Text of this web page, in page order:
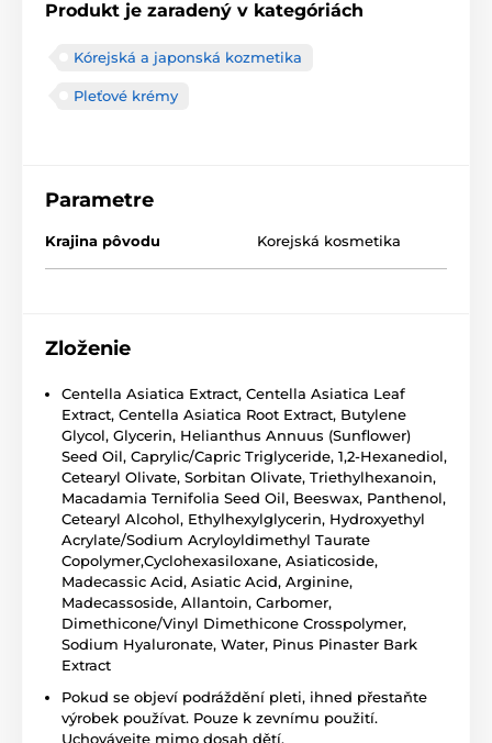
Produkt je zaradený v kategóriách
Kórejská a japonská kozmetika
Pleťové krémy
Parametre
Krajina pôvodu Korejská kosmetika
Zloženie
Centella Asiatica Extract, Centella Asiatica Leaf
Extract, Centella Asiatica Root Extract, Butylene
Glycol, Glycerin, Helianthus Annuus (Sunflower)
Seed Oil, Caprylic/Capric Triglyceride, 1,2-Hexanediol,
Cetearyl Olivate, Sorbitan Olivate, Triethylhexanoin,
Macadamia Ternifolia Seed Oil, Beeswax, Panthenol,
Cetearyl Alcohol, Ethylhexylglycerin, Hydroxyethyl
Acrylate/Sodium Acryloyldimethyl Taurate
Copolymer,Cyclohexasiloxane, Asiaticoside,
Madecassic Acid, Asiatic Acid, Arginine,
Madecassoside, Allantoin, Carbomer,
Dimethicone/Vinyl Dimethicone Crosspolymer,
Sodium Hyaluronate, Water, Pinus Pinaster Bark
Extract
Pokud se objeví podráždění pleti, ihned přestaňte
výrobek používat. Pouze k zevnímu použití.
Uchovávejte mimo dosah dětí.